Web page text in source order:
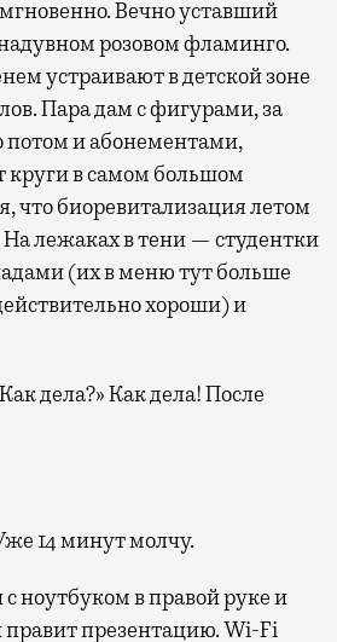
Вечно уставший
розовом фламинго.
устраивают в детской зоне
Пара дам с фигурами, за
потом и абонементами,
круги в самом большом
что биоревитализация летом
На лежаках в тени — студентки
(их в меню тут больше
хороши) и
дела?» Как дела! После
14 минут молчу.
ноутбуком в правой руке и
правит презентацию. Wi-Fi